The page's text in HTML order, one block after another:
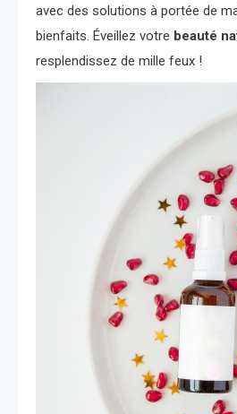
avec des solutions à portée de
bienfaits. Éveillez votre beauté
resplendissez de mille feux !